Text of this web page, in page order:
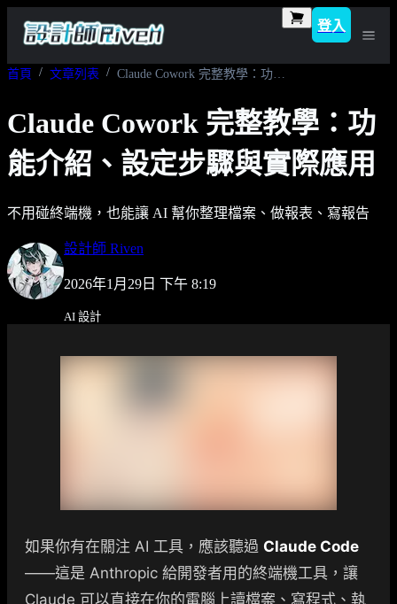
登入
首頁 文章列表 Claude Cowork 完整教學：功能介紹、設定步驟與實際應用
Claude Cowork 完整教學：功
能介紹、設定步驟與實際應用
不用碰終端機，也能讓 AI 幫你整理檔案、做報表、寫報告
設計師 Riven
2026年1月29日 下午 8:19
AI 設計
如果你有在關注 AI 工具，應該聽過 Claude Code
——這是 Anthropic 給開發者用的終端機工具，讓
Claude 可以直接在你的電腦上讀檔案、寫程式、執